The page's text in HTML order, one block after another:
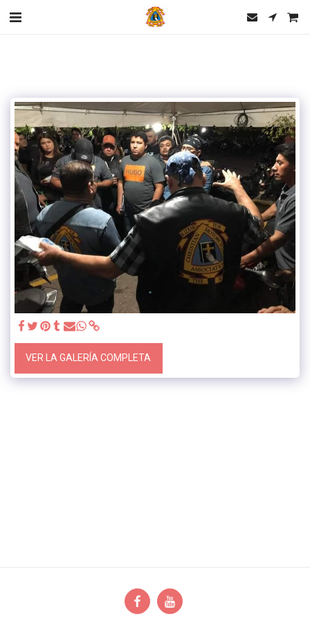
VER LA GALERÍA COMPLETA